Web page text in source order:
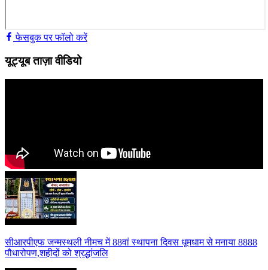
फेसबुक पर फॉलो करें
यूट्यूब ताज़ा वीडियो
सीआरपीएफ जन्मस्थली नीमच में 88वां स्थापना दिवस धूमधाम से मनाया 8888
पौधारोपण,शहीदों को श्रद्धांजलि